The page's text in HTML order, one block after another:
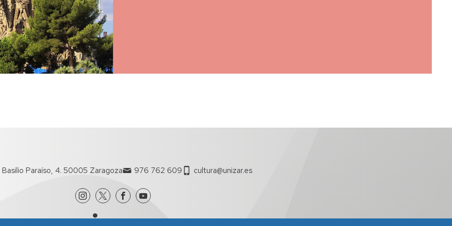
Basilio Paraíso, 4. 50005 Zaragoza 976 762 609 cultura@unizar.es